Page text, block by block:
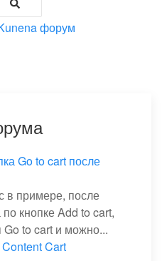
форум
Go to cart после
в примере, после
кнопке Add to cart,
Go to cart и можно...
Content Cart